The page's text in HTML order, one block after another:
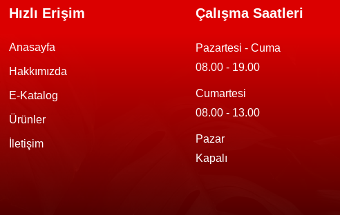
Hızlı Erişim
Anasayfa
Hakkımızda
E-Katalog
Ürünler
İletişim
Çalışma Saatleri
Pazartesi - Cuma
08.00 - 19.00
Cumartesi
08.00 - 13.00
Pazar
Kapalı